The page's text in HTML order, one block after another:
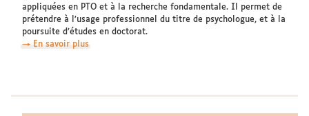
appliquées en PTO et à la recherche fondamentale. Il permet de
prétendre à l’usage professionnel du titre de psychologue, et à la
poursuite d’études en doctorat.
→ En savoir plus